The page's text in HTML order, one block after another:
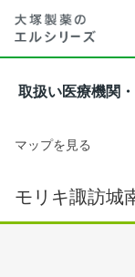
取扱い医療機関
マップを見る
モリキ諏訪城